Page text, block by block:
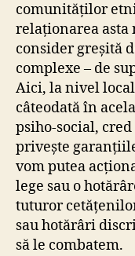
comunităților
relaționarea
consider greșită
complexe – de
Aici, la nivel
câteodată în
psiho-social,
privește
vom putea
lege sau o
tuturor
sau hotărâri
să le combatem.